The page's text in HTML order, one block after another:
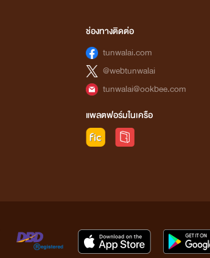
ช่องทางติดต่อ
tunwalai.com
@webtunwalai
tunwalai@ookbee.com
แพลตฟอร์มในเครือ